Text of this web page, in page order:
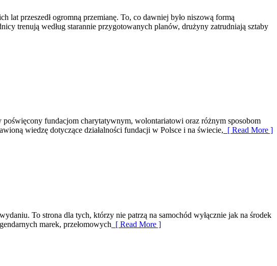
przeszedł ogromną przemianę. To, co dawniej było niszową formą
trenują według starannie przygotowanych planów, drużyny zatrudniają sztaby
fundacjom charytatywnym, wolontariatowi oraz różnym sposobom
wiedzę dotyczące działalności fundacji w Polsce i na świecie, [ Read More ]
To strona dla tych, którzy nie patrzą na samochód wyłącznie jak na środek
marek, przełomowych [ Read More ]